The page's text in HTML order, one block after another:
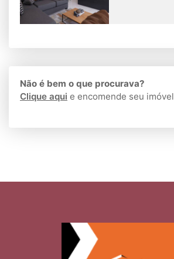
Não é bem o que procurava?
Clique aqui e encomende seu imóvel